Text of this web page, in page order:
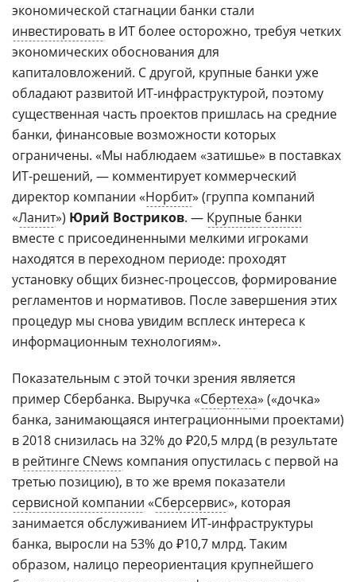
экономической стагнации банки стали
инвестировать в ИТ более осторожно, требуя четких
экономических обоснования для
капиталовложений. С другой, крупные банки уже
обладают развитой ИТ-инфраструктурой, поэтому
существенная часть проектов пришлась на средние
банки, финансовые возможности которых
ограничены. «Мы наблюдаем «затишье» в поставках
ИТ-решений, — комментирует коммерческий
директор компании «Норбит» (группа компаний
«Ланит») Юрий Востриков. — Крупные банки
вместе с присоединенными мелкими игроками
находятся в переходном периоде: проходят
установку общих бизнес-процессов, формирование
регламентов и нормативов. После завершения этих
процедур мы снова увидим всплеск интереса к
информационным технологиям».
Показательным с этой точки зрения является
пример Сбербанка. Выручка «Сбертеха» («дочка»
банка, занимающаяся интеграционными проектами)
в 2018 снизилась на 32% до ₽20,5 млрд (в результате
в рейтинге CNews компания опустилась с первой на
третью позицию), в то же время показатели
сервисной компании «Сберсервис», которая
занимается обслуживанием ИТ-инфраструктуры
банка, выросли на 53% до ₽10,7 млрд. Таким
образом, налицо переориентация крупнейшего